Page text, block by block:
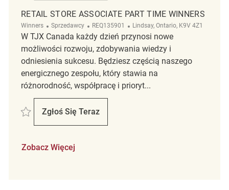
RETAIL STORE ASSOCIATE PART TIME WINNERS
Winners Kategoria
Sprzedawcy ReqId
REQ135901 Lokalizacja
Lindsay, Ontario, K9V 4Z1
W TJX Canada każdy dzień przynosi nowe
możliwości rozwoju, zdobywania wiedzy i
odniesienia sukcesu. Będziesz częścią naszego
energicznego zespołu, który stawia na
różnorodność, współpracę i prioryt...
Zapisać Retail Store Associate Part Time Winners REQ135901
Zgłoś Się Teraz
Retail Store Associate Part Time Winners
Zobacz Więcej